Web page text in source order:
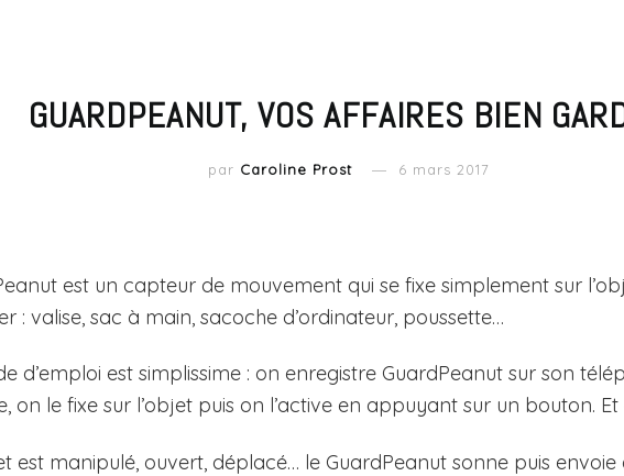
GUARDPEANUT, VOS AFFAIRES BIEN
par Caroline Prost 6 mars 2017
est un capteur de mouvement qui se fixe simplement sur
: valise, sac à main, sacoche d’ordinateur, poussette…
d’emploi est simplissime : on enregistre GuardPeanut sur son
on le fixe sur l’objet puis on l’active en appuyant sur un bouton. Et
est manipulé, ouvert, déplacé… le GuardPeanut sonne puis